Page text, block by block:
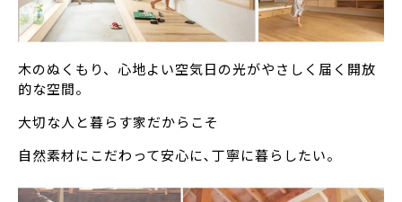
木のぬくもり、心地よい空気日の光がやさしく届く開放
的な空間。
大切な人と暮らす家だからこそ
自然素材にこだわって安心に､丁寧に暮らしたい。